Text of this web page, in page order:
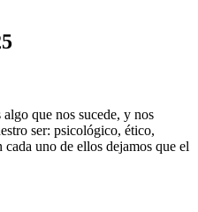
que nos sucede, y nos
ser: psicológico, ético,
uno de ellos dejamos que el